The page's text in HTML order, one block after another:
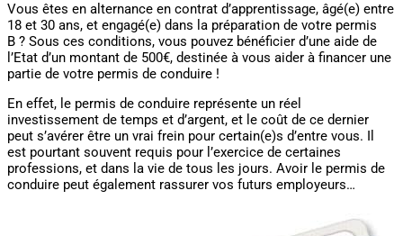
Vous êtes en alternance en contrat d’apprentissage, âgé(e) entre
18 et 30 ans, et engagé(e) dans la préparation de votre permis
B ? Sous ces conditions, vous pouvez bénéficier d’une aide de
l’Etat d’un montant de 500€, destinée à vous aider à financer une
partie de votre permis de conduire !
En effet, le permis de conduire représente un réel
investissement de temps et d’argent, et le coût de ce dernier
peut s’avérer être un vrai frein pour certain(e)s d’entre vous. Il
est pourtant souvent requis pour l’exercice de certaines
professions, et dans la vie de tous les jours. Avoir le permis de
conduire peut également rassurer vos futurs employeurs…